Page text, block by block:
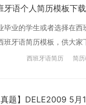
牙语个人简历模板下载
毕业的学生或者选择在
班牙语简历模板，供大家
西班牙语简历 简
真题】DELE2009 5